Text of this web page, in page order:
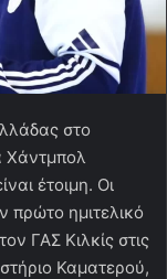
στο
Χάντμπολ
έτοιμη. Οι
πρώτο ημιτελικό
ΓΑΣ Κιλκίς στις
Καματερού,